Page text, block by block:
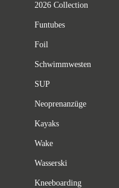
2026 Collection
Funtubes
Foil
Schwimmwesten
SUP
Neoprenanzüge
Kayaks
Wake
Wasserski
Kneeboarding